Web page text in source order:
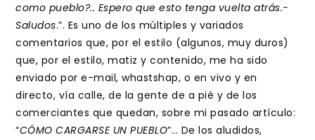
como pueblo?.. Espero que esto tenga vuelta atrás.-
Saludos.”. Es uno de los múltiples y variados
comentarios que, por el estilo (algunos, muy duros)
que, por el estilo, matiz y contenido, me ha sido
enviado por e-mail, whastshap, o en vivo y en
directo, vía calle, de la gente de a pié y de los
comerciantes que quedan, sobre mi pasado artículo:
“CÓMO CARGARSE UN PUEBLO”… De los aludidos,